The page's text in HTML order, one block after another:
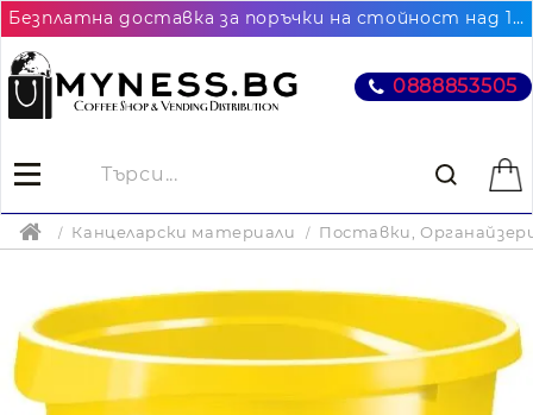
Безплатна доставка за поръчки на стойност над 102.26€ / 200лв. до най-близкия до Вас офис на Еконт
0888853505
Канцеларски материали Поставки,